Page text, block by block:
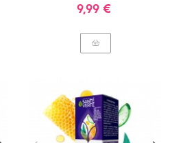
Prix
9,99 €